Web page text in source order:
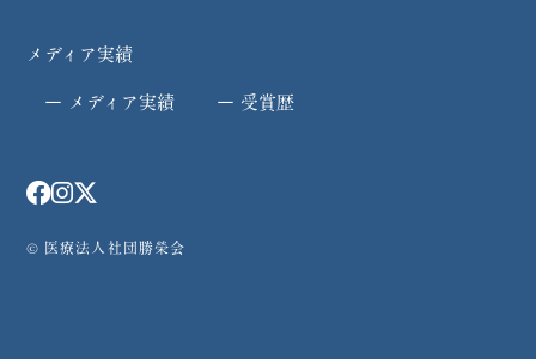
メディア実績
メディア実績 受賞歴
© 医療法人社団勝榮会